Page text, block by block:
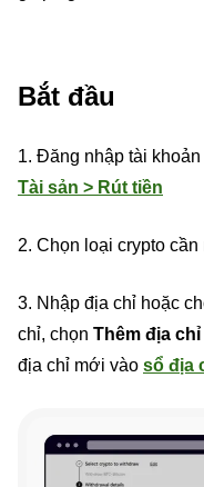
Bắt đầu
1. Đăng nhập tài
Tài sản > Rút tiền
2. Chọn loại crypto cần
3. Nhập địa chỉ hoặc
chỉ, chọn Thêm địa chỉ
địa chỉ mới vào sổ địa